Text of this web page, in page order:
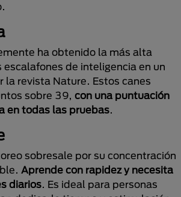
ha obtenido la más alta
escalafones de inteligencia en un
la revista Nature. Estos canes
sobre 39, con una puntuación
en todas las pruebas.
sobresale por su concentración
Aprende con rapidez y necesita
diarios. Es ideal para personas